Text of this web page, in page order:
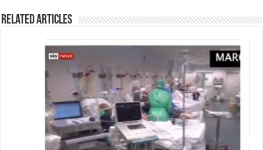
Related Articles